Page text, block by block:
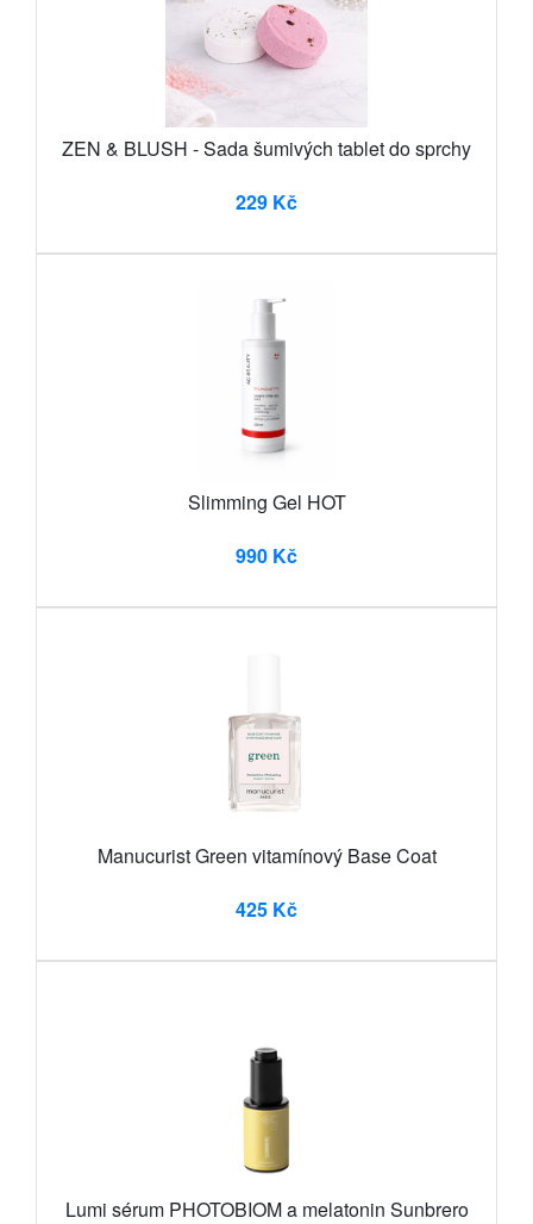
ZEN & BLUSH - Sada šumivých tablet do sprchy
229 Kč
Slimming Gel HOT
990 Kč
Manucurist Green vitamínový Base Coat
425 Kč
Lumi sérum PHOTOBIOM a melatonin Sunbrero